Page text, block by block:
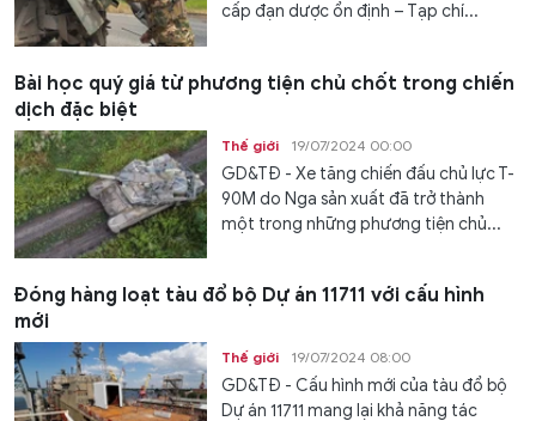
cấp đạn dược ổn định – Tạp chí...
Bài học quý giá từ phương tiện chủ chốt trong chiến
dịch đặc biệt
Thế giới 19/07/2024 00:00
GD&TĐ - Xe tăng chiến đấu chủ lực T-
90M do Nga sản xuất đã trở thành
một trong những phương tiện chủ...
Đóng hàng loạt tàu đổ bộ Dự án 11711 với cấu hình
mới
Thế giới 19/07/2024 08:00
GD&TĐ - Cấu hình mới của tàu đổ bộ
Dự án 11711 mang lại khả năng tác